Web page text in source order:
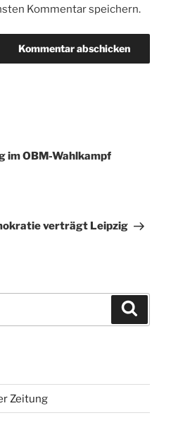
Kommentar speichern.
im OBM-Wahlkampf
verträgt Leipzig
Zeitung